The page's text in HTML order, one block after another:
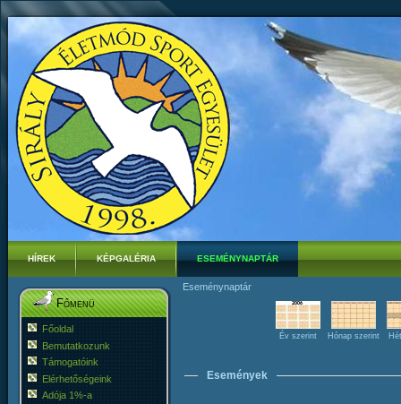
HÍREK KÉPGALÉRIA ESEMÉNYNAPTÁR
Főmenü
Főoldal
Bemutatkozunk
Támogatóink
Elérhetőségeink
Adója 1%-a
Eseménynaptár
Év szerint Hónap szerint
Események